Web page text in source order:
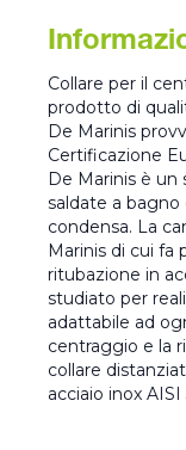
Collare per il
prodotto di
De Marinis
Certificazione
De Marinis è
saldate a bagno
condensa. La
Marinis di cui fa
ritubazione in
studiato per
adattabile ad
centraggio e la
collare
acciaio inox AISI